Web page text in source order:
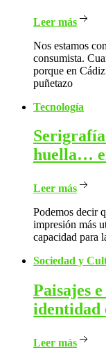
Leer más
Nos estamos
consumista.
porque en
puñetazo
Tecnología
Serigrafía
huella…
Leer más
Podemos decir
impresión más
capacidad para
Sociedad y
Paisajes
identidad
Leer más